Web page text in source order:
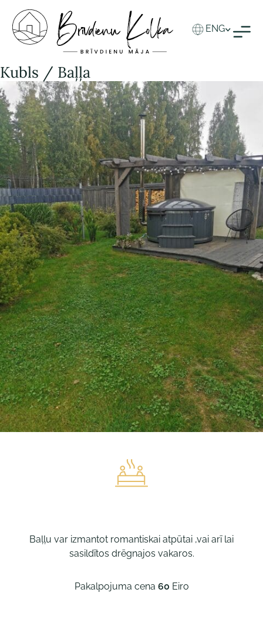
ENG
Kubls / Baļļa
Baļļu var izmantot romantiskai atpūtai ,vai arī lai
sasildītos drēgnajos vakaros.
Pakalpojuma cena 60 Eiro